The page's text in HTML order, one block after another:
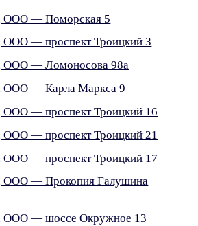
ООО — Поморская 5
ООО — проспект Троицкий 3
ООО — Ломоносова 98а
ООО — Карла Маркса 9
ООО — проспект Троицкий 16
ООО — проспект Троицкий 21
ООО — проспект Троицкий 17
ООО — Прокопия Галушина
ООО — шоссе Окружное 13